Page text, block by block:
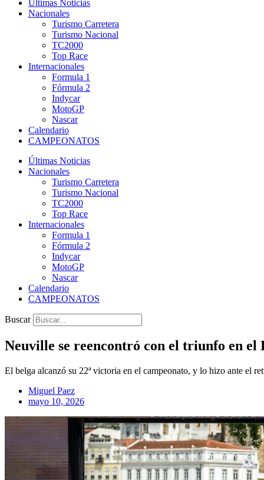
Últimas Noticias
Nacionales
Turismo Carretera
Turismo Nacional
TC2000
Top Race
Internacionales
Formula 1
Fórmula 2
Indycar
MotoGP
Nascar
Calendario
CAMPEONATOS
Últimas Noticias
Nacionales
Turismo Carretera
Turismo Nacional
TC2000
Top Race
Internacionales
Formula 1
Fórmula 2
Indycar
MotoGP
Nascar
Calendario
CAMPEONATOS
Buscar
Neuville se reencontró con el triunfo en el
El belga alcanzó su 22ª victoria en el campeonato, y lo hizo ante el
Miguel Paez
mayo 10, 2026